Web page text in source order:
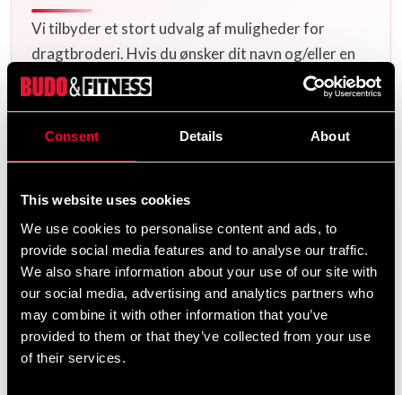
Consent Details About
This website uses cookies
We use cookies to personalise content and ads, to
provide social media features and to analyse our traffic.
We also share information about your use of our site with
our social media, advertising and analytics partners who
may combine it with other information that you’ve
provided to them or that they’ve collected from your use
of their services.
Vi tilbyder et stort udvalg af muligheder for
dragtbroderi. Hvis du ønsker dit navn og/eller en
kalligrafi/logo broderet, læg de dragter, du ønsker,
i kurven og vælg derefter broderimuligheder på de
tilsvarende produkterpå denne produktside.
Flere
Produktinformation
Hvorfor vælge Champion 3?
✔️ Officielt godkendt af International Judo Federation